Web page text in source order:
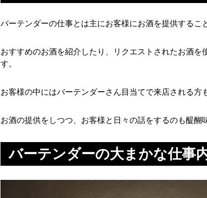
バーテンダーの仕事とは主にお客様にお酒を提供するこ
おすすめのお酒を紹介したり、リクエストされたお酒を
す。
お客様の中にはバーテンダーさん目当てで来店される方
お酒の提供をしつつ、お客様と日々の話をするのも醍醐
バーテンダーの大まかな仕事